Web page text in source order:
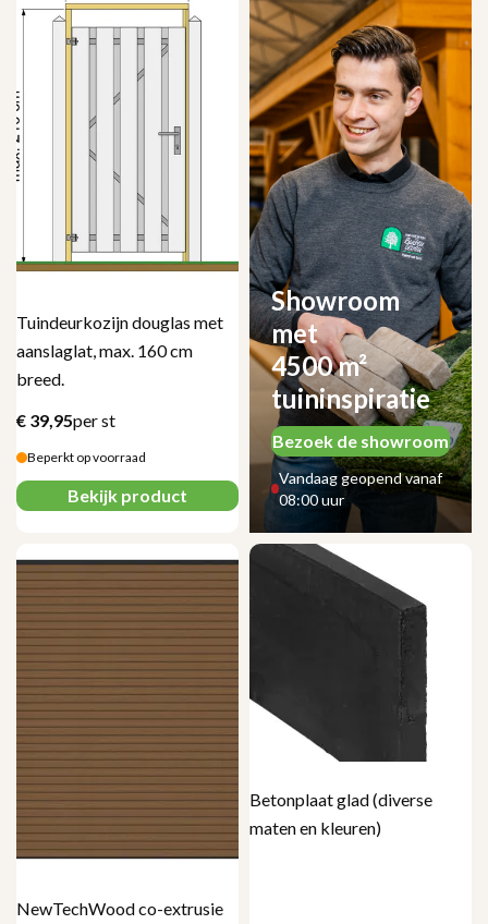
Tuindeurkozijn douglas met
aanslaglat, max. 160 cm
breed.
€ 39,95per st
Beperkt op voorraad
Bekijk product
Showroom
met
4500 m²
tuininspiratie
Bezoek de showroom
Vandaag geopend vanaf
08:00 uur
NewTechWood co-extrusie
Betonplaat glad (diverse
maten en kleuren)